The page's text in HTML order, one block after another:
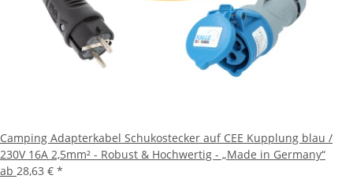
Camping Adapterkabel Schukostecker auf CEE Kupplung blau /
230V 16A 2,5mm² - Robust & Hochwertig - „Made in Germany“
ab 28,63 € *